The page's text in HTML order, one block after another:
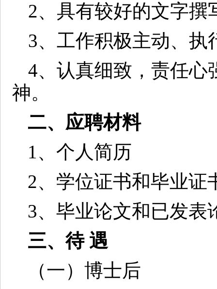
2、具有较好的文字撰
3、工作积极主动、执
4、认真细致，责任心
神。
二、应聘材料
1、个人简历
2、学位证书和毕业证
3、毕业论文和已发表
三、待 遇
（一）博士后